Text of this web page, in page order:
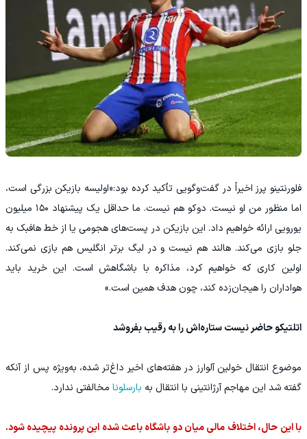
فلورنتینو پرز اخیراً در گفت‌وگویی تأکید کرده بود:«اولیسه بازیکن بزرگی است،
اما منظور من او نیست. دوکو هم نیست. ما حداقل یک پیشنهاد ۱۵۰ میلیون
یورویی ارائه خواهیم داد. این بازیکن در پست‌های هجومی یا از خط هافبک به
جلو بازی می‌کند. هالند هم نیست و در لیگ برتر انگلیس هم بازی نمی‌کند.
اولین کاری که خواهیم کرد، مذاکره با باشگاهش است. این خرید باید
هواداران را هیجان‌زده کند، چون هدف همین است.»
اتلتیکو حاضر نیست ستاره‌اش را به رقیب بفروشد
موضوع انتقال خولین آلوارز در هفته‌های اخیر داغ‌تر شده، به‌ویژه پس از آنکه
گفته شد این مهاجم آرژانتینی با انتقال به بارسلونا مخالفتی ندارد.
با این حال، اختلاف مالی میان دو باشگاه باعث شده این پرونده پیچیده شود.